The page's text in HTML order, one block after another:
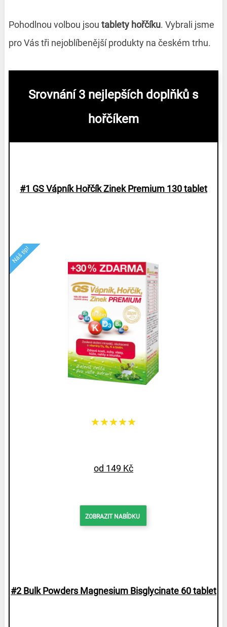
Pohodlnou volbou jsou tablety hořčíku. Vybrali jsme
pro Vás tři nejoblíbenější produkty na českém trhu.
Srovnání 3 nejlepších doplňků s
hořčíkem
#1 GS Vápník Hořčík Zinek Premium 130 tablet
Náš tip!
★★★★★
od 149 Kč
ZOBRAZIT NABÍDKU
#2 Bulk Powders Magnesium Bisglycinate 60 tablet